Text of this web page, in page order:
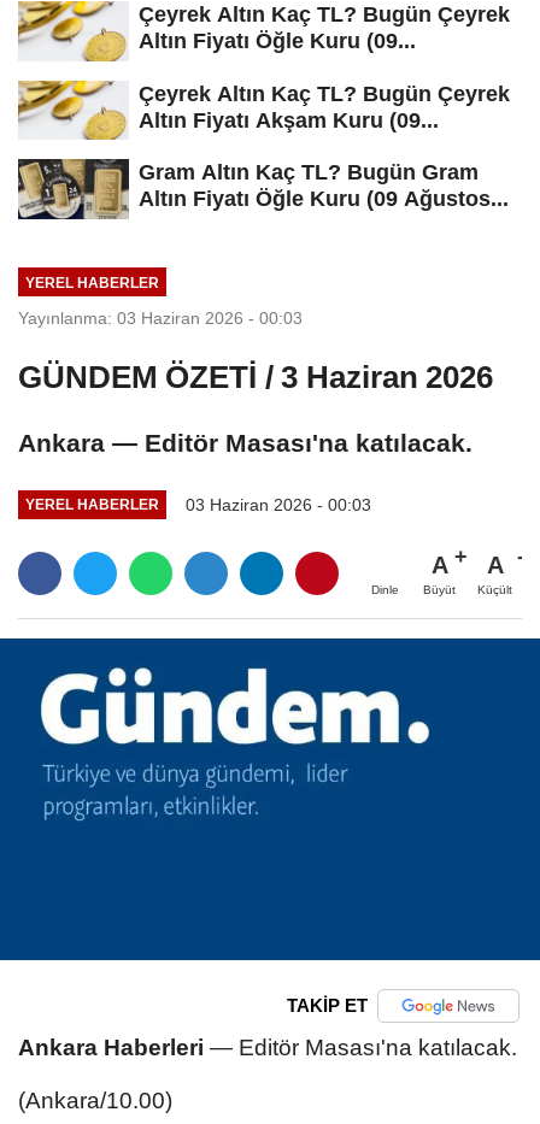
Çeyrek Altın Kaç TL? Bugün Çeyrek
Altın Fiyatı Öğle Kuru (09...
Çeyrek Altın Kaç TL? Bugün Çeyrek
Altın Fiyatı Akşam Kuru (09...
Gram Altın Kaç TL? Bugün Gram
Altın Fiyatı Öğle Kuru (09 Ağustos...
YEREL HABERLER
Yayınlanma: 03 Haziran 2026 - 00:03
GÜNDEM ÖZETİ / 3 Haziran 2026
Ankara — Editör Masası'na katılacak.
YEREL HABERLER 03 Haziran 2026 - 00:03
Dinle
A
Büyüt
A
Küçült
TAKİP ET
Ankara Haberleri — Editör Masası'na katılacak.
(Ankara/10.00)